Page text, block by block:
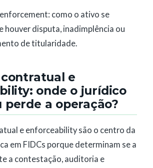
como o ativo se
houver disputa, inadimplência ou
de titularidade.
e
onde o jurídico
perde a operação?
e enforceability são o centro da
em FIDCs porque determinam se a
a contestação, auditoria e